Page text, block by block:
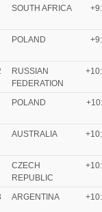
SOUTH AFRICA
POLAND
RUSSIAN
FEDERATION
POLAND
AUSTRALIA
CZECH
REPUBLIC
ARGENTINA